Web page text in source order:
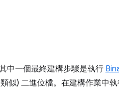
中一個最終建構步驟是執行
似) 二進位檔。在建構作業中